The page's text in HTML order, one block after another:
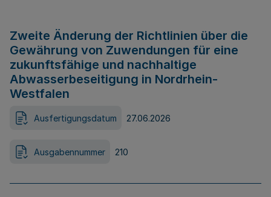
Zweite Änderung der Richtlinien über die
Gewährung von Zuwendungen für eine
zukunftsfähige und nachhaltige
Abwasserbeseitigung in Nordrhein-
Westfalen
Ausfertigungsdatum 27.06.2026
Ausgabennummer 210